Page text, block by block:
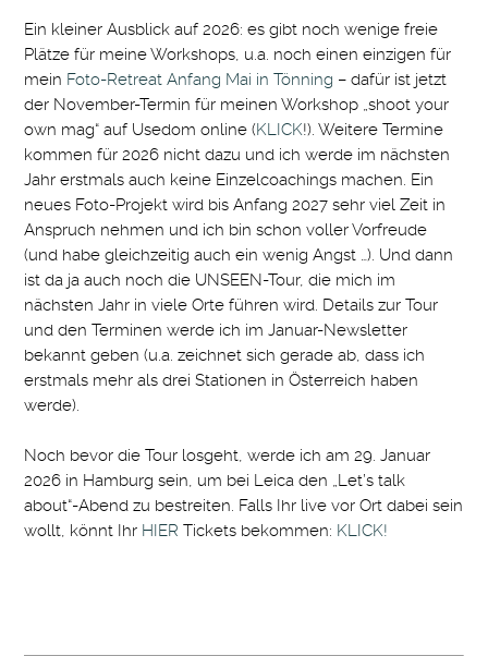
Ein kleiner Ausblick auf 2026: es gibt noch wenige freie
Plätze für meine Workshops, u.a. noch einen einzigen für
mein Foto-Retreat Anfang Mai in Tönning – dafür ist jetzt
der November-Termin für meinen Workshop „shoot your
own mag“ auf Usedom online (KLICK!). Weitere Termine
kommen für 2026 nicht dazu und ich werde im nächsten
Jahr erstmals auch keine Einzelcoachings machen. Ein
neues Foto-Projekt wird bis Anfang 2027 sehr viel Zeit in
Anspruch nehmen und ich bin schon voller Vorfreude
(und habe gleichzeitig auch ein wenig Angst …). Und dann
ist da ja auch noch die UNSEEN-Tour, die mich im
nächsten Jahr in viele Orte führen wird. Details zur Tour
und den Terminen werde ich im Januar-Newsletter
bekannt geben (u.a. zeichnet sich gerade ab, dass ich
erstmals mehr als drei Stationen in Österreich haben
werde).
Noch bevor die Tour losgeht, werde ich am 29. Januar
2026 in Hamburg sein, um bei Leica den „Let’s talk
about“-Abend zu bestreiten. Falls Ihr live vor Ort dabei sein
wollt, könnt Ihr HIER Tickets bekommen: KLICK!